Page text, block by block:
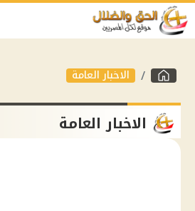
الاخبار العامة
الاخبار العامة